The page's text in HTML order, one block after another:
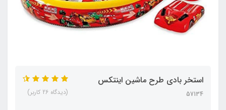
استخر بادی طرح ماشین اینتکس
57134 (دیدگاه 26 کاربر)